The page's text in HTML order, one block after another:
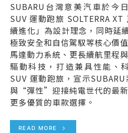
SUBARU台灣意美汽車於今
SUV 運動跑旅 SOLTERRA
續進化」為設計理念，同時延
極致安全和自信駕馭等核心價
馬達動力系統、更長續航里程
驅動科技，打造兼具性能、
SUV 運動跑旅，宣示
與“彈性”迎接純電世代的最
更多優質的車款選擇。
READ MORE